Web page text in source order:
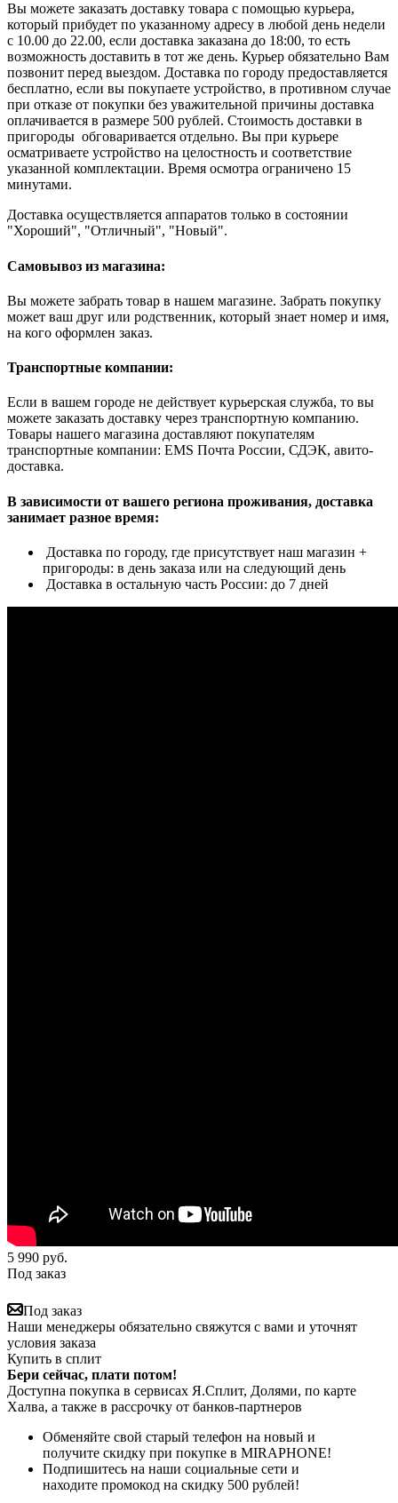
Вы можете заказать доставку товара с помощью курьера,
который прибудет по указанному адресу в любой день недели
с 10.00 до 22.00, если доставка заказана до 18:00, то есть
возможность доставить в тот же день. Курьер обязательно Вам
позвонит перед выездом. Доставка по городу предоставляется
бесплатно, если вы покупаете устройство, в противном случае
при отказе от покупки без уважительной причины доставка
оплачивается в размере 500 рублей. Стоимость доставки в
пригороды обговаривается отдельно. Вы при курьере
осматриваете устройство на целостность и соответствие
указанной комплектации. Время осмотра ограничено 15
минутами.
Доставка осуществляется аппаратов только в состоянии
"Хороший", "Отличный", "Новый".
Самовывоз из магазина:
Вы можете забрать товар в нашем магазине. Забрать покупку
может ваш друг или родственник, который знает номер и имя,
на кого оформлен заказ.
Транспортные компании:
Если в вашем городе не действует курьерская служба, то вы
можете заказать доставку через транспортную компанию.
Товары нашего магазина доставляют покупателям
транспортные компании: EMS Почта России, СДЭК, авито-
доставка.
В зависимости от вашего региона проживания, доставка
занимает разное время:
Доставка по городу, где присутствует наш магазин +
пригороды: в день заказа или на следующий день
Доставка в остальную часть России: до 7 дней
5 990 руб.
Под заказ
Под заказ
Наши менеджеры обязательно свяжутся с вами и уточнят
условия заказа
Купить в сплит
Бери сейчас, плати потом!
Доступна покупка в сервисах Я.Сплит, Долями, по карте
Халва, а также в рассрочку от банков-партнеров
Обменяйте свой старый телефон на новый и
получите скидку при покупке в MIRAPHONE!
Подпишитесь на наши социальные сети и
находите промокод на скидку 500 рублей!